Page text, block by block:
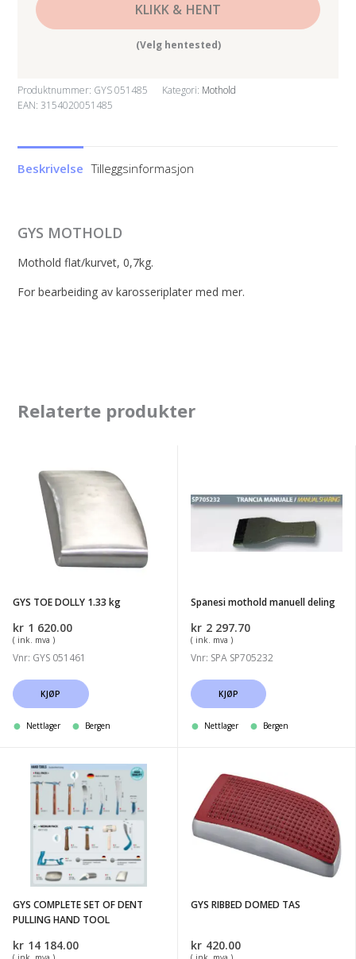
KLIKK & HENT
(Velg hentested)
Produktnummer: GYS 051485 Kategori: Mothold
EAN: 3154020051485
Beskrivelse Tilleggsinformasjon
GYS MOTHOLD
Mothold flat/kurvet, 0,7kg.
For bearbeiding av karosseriplater med mer.
Relaterte produkter
DOLLY
GYS TOE DOLLY 1.33 kg
kr 1 620.00
( ink. mva )
Vnr: GYS 051461
KJØP
Nettlager Bergen
manuell
Spanesi mothold manuell deling
kr 2 297.70
( ink. mva )
Vnr: SPA SP705232
KJØP
Nettlager Bergen
GYS
COMPLETE
SET
DENT
PULLING
HAND
TOOL
GYS COMPLETE SET OF DENT
PULLING HAND TOOL
kr 14 184.00
RIBBED
DOMED
TAS
GYS RIBBED DOMED TAS
kr 420.00